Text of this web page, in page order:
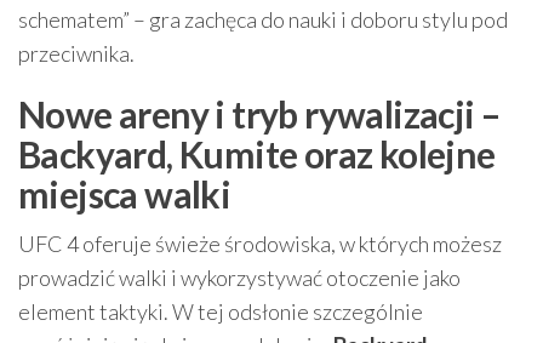
schematem” – gra zachęca do nauki i doboru stylu pod
przeciwnika.
Nowe areny i tryb rywalizacji –
Backyard, Kumite oraz kolejne
miejsca walki
UFC 4 oferuje świeże środowiska, w których możesz
prowadzić walki i wykorzystywać otoczenie jako
element taktyki. W tej odsłonie szczególnie